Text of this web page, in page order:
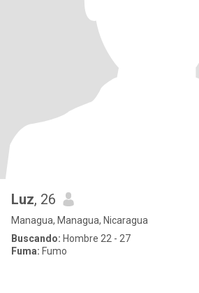
Luz, 26
Managua, Managua, Nicaragua
Buscando: Hombre 22 - 27
Fuma: Fumo